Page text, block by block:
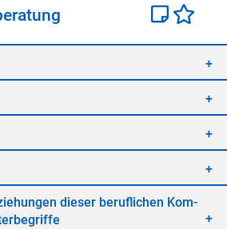
die­ser be­ruf­li­chen Kom­